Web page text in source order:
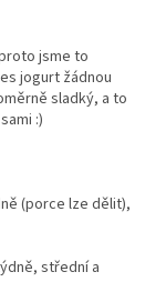
jsme to
jogurt žádnou
sladký, a to
:)
(porce lze dělit),
střední a